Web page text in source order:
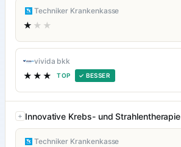
Techniker Krankenkasse
★ ★★
vivida bkk
★★★ TOP ✓ BESSER
Innovative Krebs- und Strahlentherapie
Techniker Krankenkasse